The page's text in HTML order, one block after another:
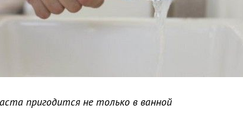
пригодится не только в ванной